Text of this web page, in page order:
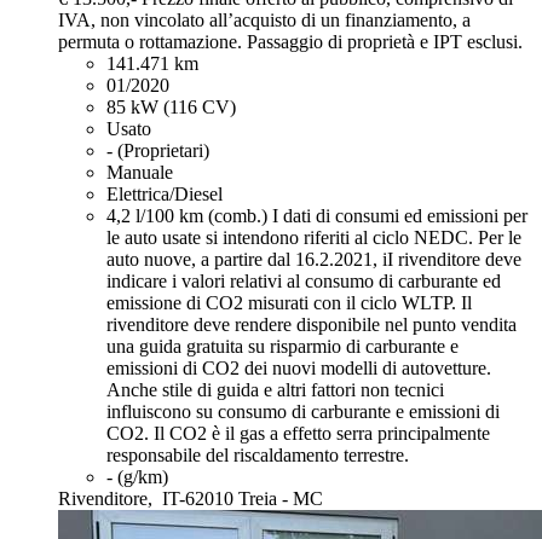
IVA, non vincolato all’acquisto di un finanziamento, a
permuta o rottamazione. Passaggio di proprietà e IPT esclusi.
141.471 km
01/2020
85 kW (116 CV)
Usato
- (Proprietari)
Manuale
Elettrica/Diesel
4,2 l/100 km (comb.) I dati di consumi ed emissioni per
le auto usate si intendono riferiti al ciclo NEDC. Per le
auto nuove, a partire dal 16.2.2021, iI rivenditore deve
indicare i valori relativi al consumo di carburante ed
emissione di CO2 misurati con il ciclo WLTP. Il
rivenditore deve rendere disponibile nel punto vendita
una guida gratuita su risparmio di carburante e
emissioni di CO2 dei nuovi modelli di autovetture.
Anche stile di guida e altri fattori non tecnici
influiscono su consumo di carburante e emissioni di
CO2. Il CO2 è il gas a effetto serra principalmente
responsabile del riscaldamento terrestre.
- (g/km)
Rivenditore, IT-62010 Treia - MC